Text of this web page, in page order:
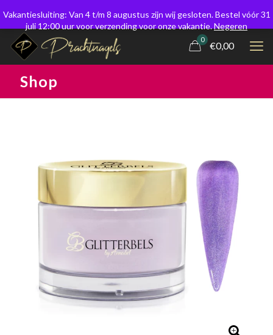
0
€0,00
Shop
Vakantiesluiting: Van 4 t/m 8 augustus zijn wij gesloten. Bestel vóór 31
juli 12:00 uur voor verzending voor onze vakantie.Negeren